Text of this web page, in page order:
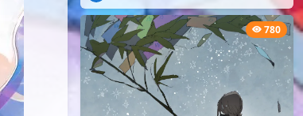
780